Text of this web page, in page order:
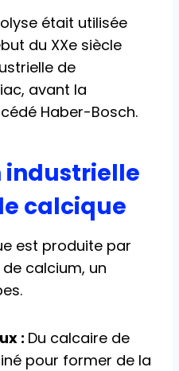
était utilisée
du XXe siècle
de
avant la
Haber-Bosch.
industrielle
calcique
est produite par
calcium, un
: Du calcaire de
pour former de la